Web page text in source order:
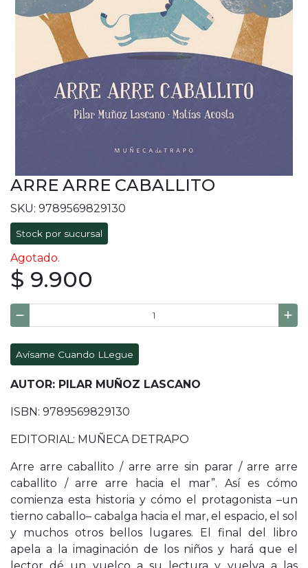
ARRE ARRE CABALLITO
SKU: 9789569829130
Stock por sucursal
Agotado.
$ 9.900
Avísame Cuando LLegue
AUTOR: PILAR MUÑOZ LASCANO
ISBN: 9789569829130
EDITORIAL: MUÑECA DETRAPO
Arre arre caballito / arre arre sin parar / arre arre
caballito / arre arre hacia el mar”. Así es cómo
comienza esta historia y cómo el protagonista –un
tierno caballo– cabalga hacia el mar, el espacio, el sol
y muchos otros bellos lugares. El final del libro
apela a la imaginación de los niños y hará que el